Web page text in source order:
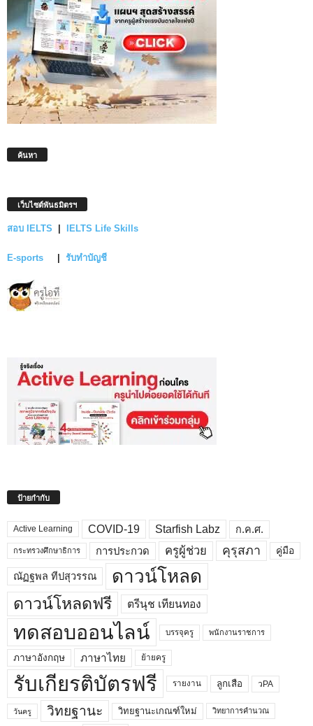
ค้นหา
เว็บไซต์พันธมิตรฯ
สอบ IELTS | IELTS Life Skills
E-sports | รับทำบัญชี
ป้ายกำกับ
Active Learning COVID-19 Starfish Labz ก.ค.ศ.
กระทรวงศึกษาธิการ การประกวด ครูผู้ช่วย คุรุสภา คู่มือ
ณัฏฐพล ทีปสุวรรณ ดาวน์โหลด
ดาวน์โหลดฟรี ตรีนุช เทียนทอง
ทดสอบออนไลน์ บรรจุครู พนักงานราชการ
ภาษาอังกฤษ ภาษาไทย ย้ายครู
รับเกียรติบัตรฟรี รายงาน ลูกเสือ วPA
วันครู วิทยฐานะ วิทยฐานะเกณฑ์ใหม่ วิทยาการคำนวณ